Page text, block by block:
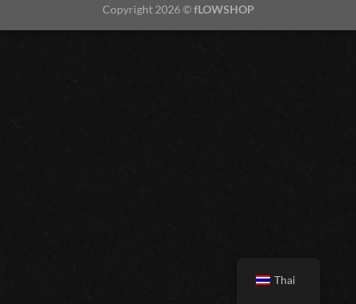
Copyright 2026 ©fLOWSHOP
Thai